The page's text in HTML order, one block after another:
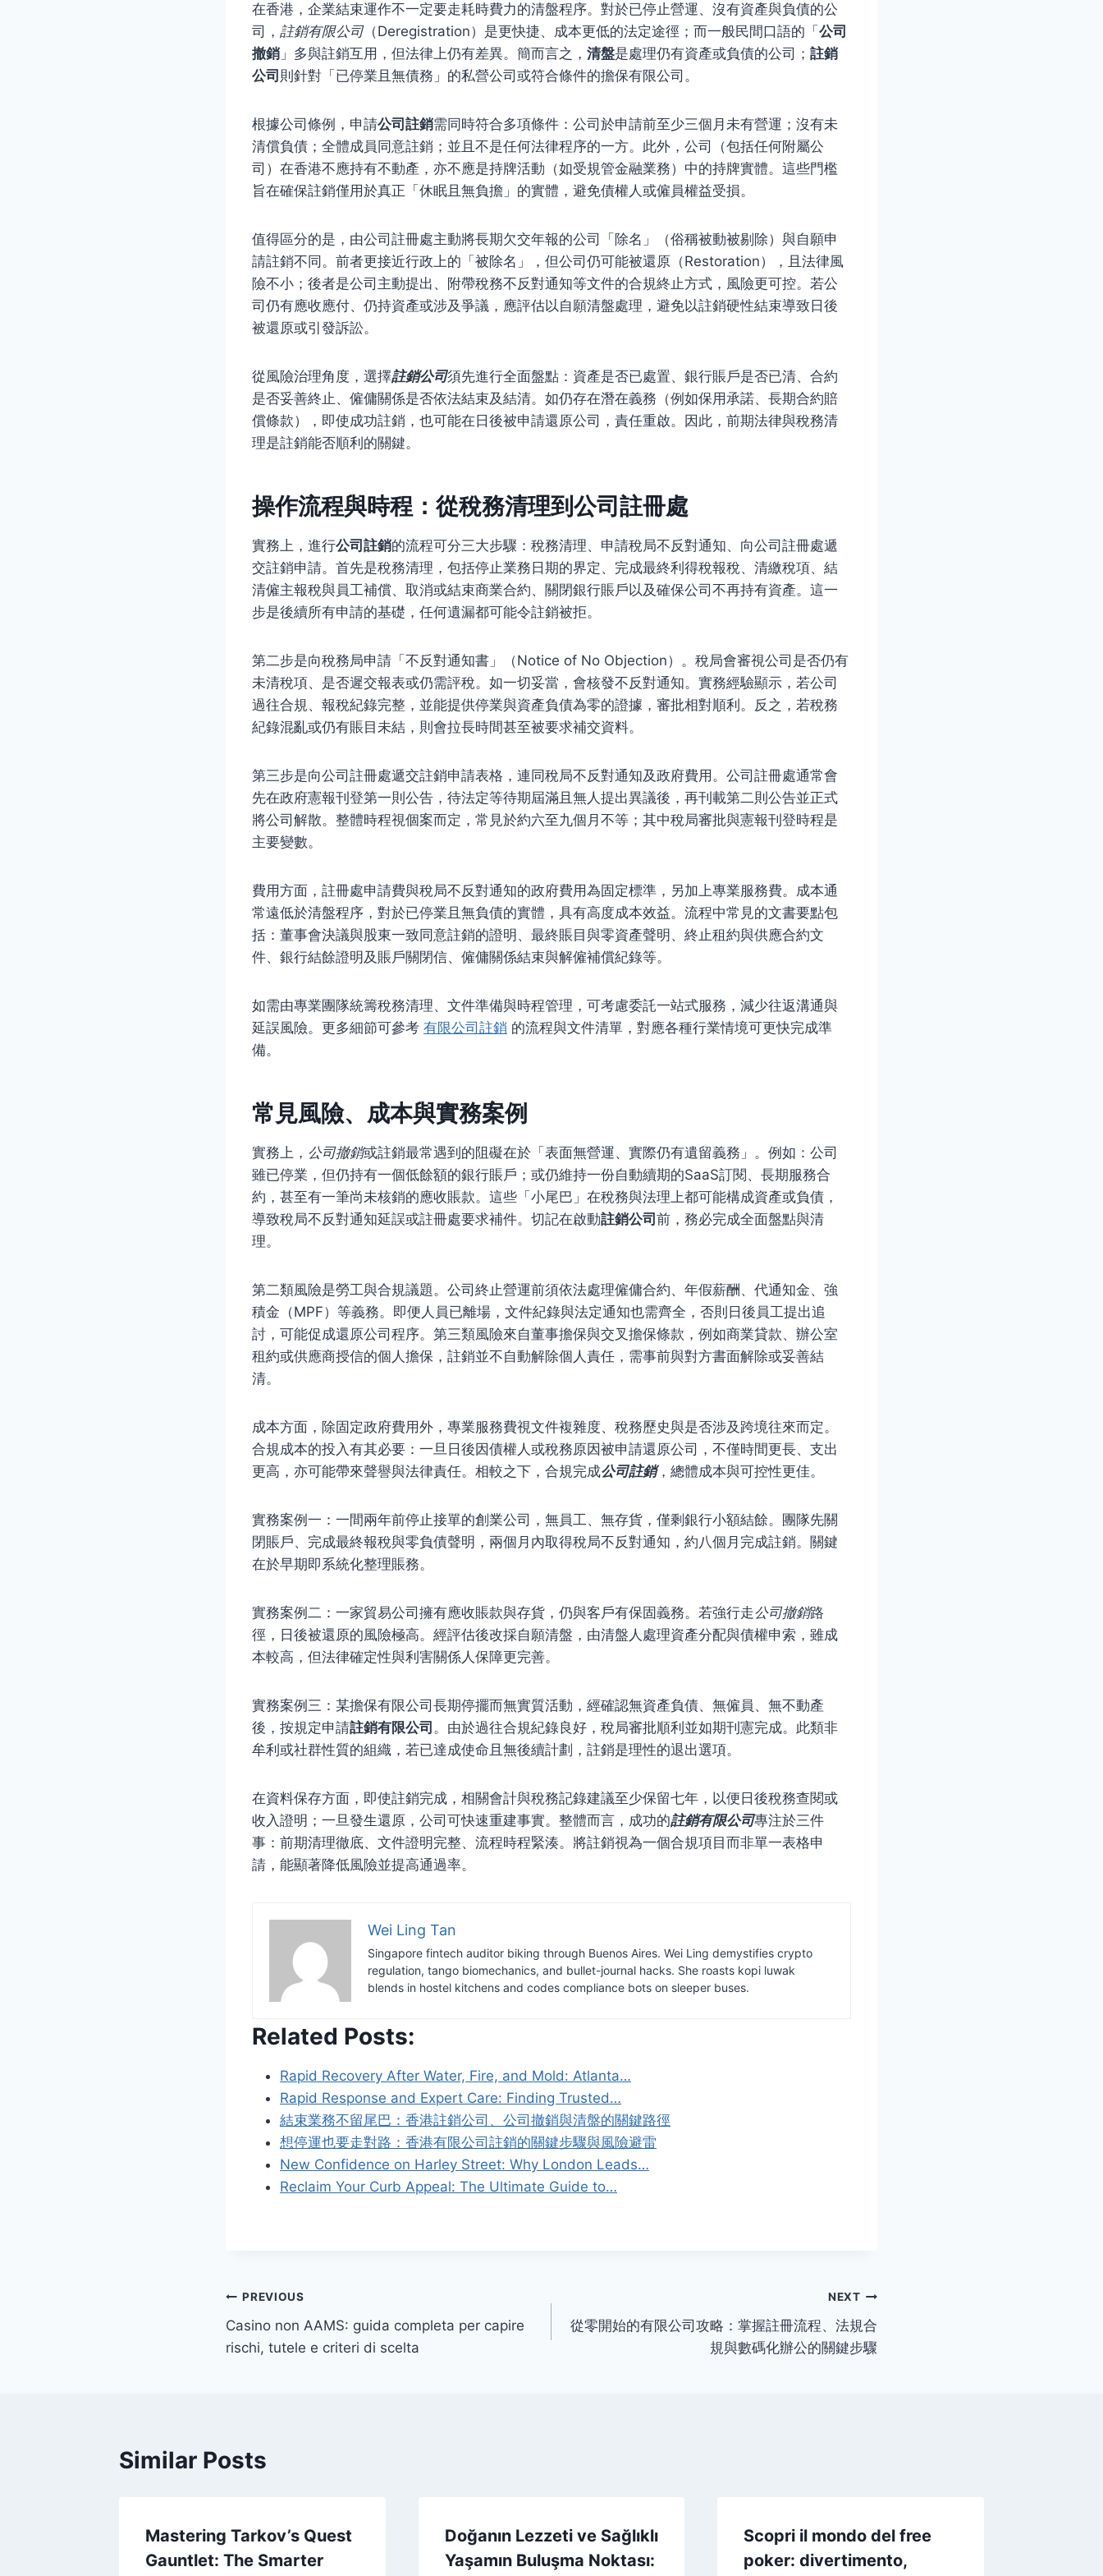
在香港，企業結束運作不一定要走耗時費力的清盤程序。對於已停止營運、沒有資產與負債的公
司， 註銷有限公司（Deregistration）是更快捷、成本更低的法定途徑；而一般民間口語的「公司
撤銷 」多與註銷互用，但法律上仍有差異。簡而言之， 清盤是處理仍有資產或負債的公司； 註銷
公司 則針對「已停業且無債務」的私營公司或符合條件的擔保有限公司。
根據公司條例，申請公司註銷需同時符合多項條件：公司於申請前至少三個月未有營運；沒有未
清償負債；全體成員同意註銷；並且不是任何法律程序的一方。此外，公司（包括任何附屬公
司）在香港不應持有不動產，亦不應是持牌活動（如受規管金融業務）中的持牌實體。這些門檻
旨在確保註銷僅用於真正「休眠且無負擔」的實體，避免債權人或僱員權益受損。
值得區分的是，由公司註冊處主動將長期欠交年報的公司「除名」（俗稱被動被剔除）與自願申
請註銷不同。前者更接近行政上的「被除名」，但公司仍可能被還原（Restoration），且法律風
險不小；後者是公司主動提出、附帶稅務不反對通知等文件的合規終止方式，風險更可控。若公
司仍有應收應付、仍持資產或涉及爭議，應評估以自願清盤處理，避免以註銷硬性結束導致日後
被還原或引發訴訟。
從風險治理角度，選擇註銷公司須先進行全面盤點：資產是否已處置、銀行賬戶是否已清、合約
是否妥善終止、僱傭關係是否依法結束及結清。如仍存在潛在義務（例如保用承諾、長期合約賠
償條款），即使成功註銷，也可能在日後被申請還原公司，責任重啟。因此，前期法律與稅務清
理是註銷能否順利的關鍵。
操作流程與時程：從稅務清理到公司註冊處
實務上，進行公司註銷的流程可分三大步驟：稅務清理、申請稅局不反對通知、向公司註冊處遞
交註銷申請。首先是稅務清理，包括停止業務日期的界定、完成最終利得稅報稅、清繳稅項、結
清僱主報稅與員工補償、取消或結束商業合約、關閉銀行賬戶以及確保公司不再持有資產。這一
步是後續所有申請的基礎，任何遺漏都可能令註銷被拒。
第二步是向稅務局申請「不反對通知書」（Notice of No Objection）。稅局會審視公司是否仍有
未清稅項、是否遲交報表或仍需評稅。如一切妥當，會核發不反對通知。實務經驗顯示，若公司
過往合規、報稅紀錄完整，並能提供停業與資產負債為零的證據，審批相對順利。反之，若稅務
紀錄混亂或仍有賬目未結，則會拉長時間甚至被要求補交資料。
第三步是向公司註冊處遞交註銷申請表格，連同稅局不反對通知及政府費用。公司註冊處通常會
先在政府憲報刊登第一則公告，待法定等待期屆滿且無人提出異議後，再刊載第二則公告並正式
將公司解散。整體時程視個案而定，常見於約六至九個月不等；其中稅局審批與憲報刊登時程是
主要變數。
費用方面，註冊處申請費與稅局不反對通知的政府費用為固定標準，另加上專業服務費。成本通
常遠低於清盤程序，對於已停業且無負債的實體，具有高度成本效益。流程中常見的文書要點包
括：董事會決議與股東一致同意註銷的證明、最終賬目與零資產聲明、終止租約與供應合約文
件、銀行結餘證明及賬戶關閉信、僱傭關係結束與解僱補償紀錄等。
如需由專業團隊統籌稅務清理、文件準備與時程管理，可考慮委託一站式服務，減少往返溝通與
延誤風險。更多細節可參考 有限公司註銷 的流程與文件清單，對應各種行業情境可更快完成準
備。
常見風險、成本與實務案例
實務上， 公司撤銷或註銷最常遇到的阻礙在於「表面無營運、實際仍有遺留義務」。例如：公司
雖已停業，但仍持有一個低餘額的銀行賬戶；或仍維持一份自動續期的SaaS訂閱、長期服務合
約，甚至有一筆尚未核銷的應收賬款。這些「小尾巴」在稅務與法理上都可能構成資產或負債，
導致稅局不反對通知延誤或註冊處要求補件。切記在啟動註銷公司前，務必完成全面盤點與清
理。
第二類風險是勞工與合規議題。公司終止營運前須依法處理僱傭合約、年假薪酬、代通知金、強
積金（MPF）等義務。即便人員已離場，文件紀錄與法定通知也需齊全，否則日後員工提出追
討，可能促成還原公司程序。第三類風險來自董事擔保與交叉擔保條款，例如商業貸款、辦公室
租約或供應商授信的個人擔保，註銷並不自動解除個人責任，需事前與對方書面解除或妥善結
清。
成本方面，除固定政府費用外，專業服務費視文件複雜度、稅務歷史與是否涉及跨境往來而定。
合規成本的投入有其必要：一旦日後因債權人或稅務原因被申請還原公司，不僅時間更長、支出
更高，亦可能帶來聲譽與法律責任。相較之下，合規完成公司註銷，總體成本與可控性更佳。
實務案例一：一間兩年前停止接單的創業公司，無員工、無存貨，僅剩銀行小額結餘。團隊先關
閉賬戶、完成最終報稅與零負債聲明，兩個月內取得稅局不反對通知，約八個月完成註銷。關鍵
在於早期即系統化整理賬務。
實務案例二：一家貿易公司擁有應收賬款與存貨，仍與客戶有保固義務。若強行走公司撤銷路
徑，日後被還原的風險極高。經評估後改採自願清盤，由清盤人處理資產分配與債權申索，雖成
本較高，但法律確定性與利害關係人保障更完善。
實務案例三：某擔保有限公司長期停擺而無實質活動，經確認無資產負債、無僱員、無不動產
後，按規定申請註銷有限公司 。由於過往合規紀錄良好，稅局審批順利並如期刊憲完成。此類非
牟利或社群性質的組織，若已達成使命且無後續計劃，註銷是理性的退出選項。
在資料保存方面，即使註銷完成，相關會計與稅務記錄建議至少保留七年，以便日後稅務查閱或
收入證明；一旦發生還原，公司可快速重建事實。整體而言，成功的註銷有限公司專注於三件
事：前期清理徹底、文件證明完整、流程時程緊湊。將註銷視為一個合規項目而非單一表格申
請，能顯著降低風險並提高通過率。
Wei Ling Tan
Singapore fintech auditor biking through Buenos Aires. Wei Ling demystifies crypto
regulation, tango biomechanics, and bullet-journal hacks. She roasts kopi luwak
blends in hostel kitchens and codes compliance bots on sleeper buses.
Related Posts:
Rapid Recovery After Water, Fire, and Mold: Atlanta…
Rapid Response and Expert Care: Finding Trusted…
結束業務不留尾巴：香港註銷公司、公司撤銷與清盤的關鍵路徑
想停運也要走對路：香港有限公司註銷的關鍵步驟與風險避雷
New Confidence on Harley Street: Why London Leads…
Reclaim Your Curb Appeal: The Ultimate Guide to…
Post
navigation
PREVIOUS
Casino non AAMS: guida completa per capire
rischi, tutele e criteri di scelta
NEXT
從零開始的有限公司攻略：掌握註冊流程、法規合
規與數碼化辦公的關鍵步驟
Similar Posts
Mastering Tarkov’s Quest
Gauntlet: The Smarter
Doğanın Lezzeti ve Sağlıklı
Yaşamın Buluşma Noktası:
Scopri il mondo del free
poker: divertimento,